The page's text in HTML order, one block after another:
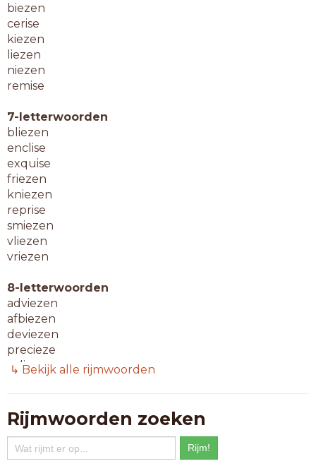
biezen
cerise
kiezen
liezen
niezen
remise
7-letterwoorden
bliezen
enclise
exquise
friezen
kniezen
reprise
smiezen
vliezen
vriezen
8-letterwoorden
adviezen
afbiezen
deviezen
precieze
valiezen
9-letterwoorden
afbliezen
afvriezen
bevriezen
↳ Bekijk alle rijmwoorden
Rijmwoorden zoeken